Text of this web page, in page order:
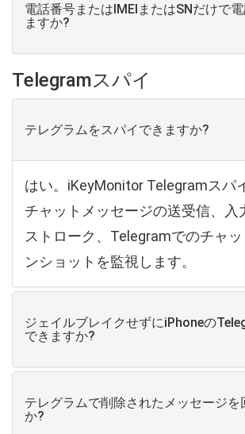
電話番号またはIMEIまたはSNだけで
ますか?
Telegramスパイ
テレグラムをスパイできますか?
はい。iKeyMonitor Telegramスパ
チャットメッセージの送受信、入
ストローク、Telegramでのチャ
ンショットを監視します。
ジェイルブレイクせずにiPhoneの
できますか?
テレグラムで削除されたメッセージを
か?